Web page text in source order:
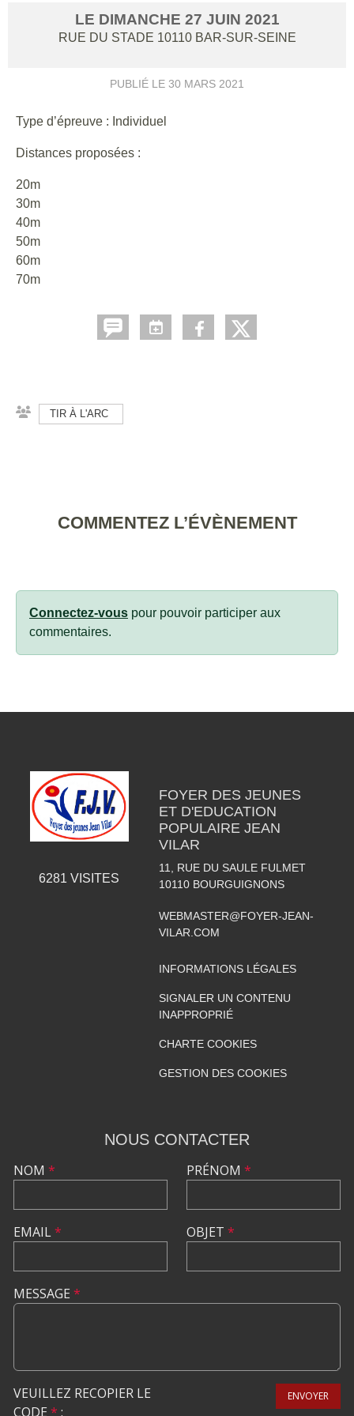
LE DIMANCHE 27 JUIN 2021
RUE DU STADE 10110 BAR-SUR-SEINE
PUBLIÉ LE 30 MARS 2021
Type d’épreuve : Individuel
Distances proposées :
20m
30m
40m
50m
60m
70m
TIR À L'ARC
COMMENTEZ L’ÉVÈNEMENT
Connectez-vous pour pouvoir participer aux
commentaires.
6281 VISITES
FOYER DES JEUNES
ET D'EDUCATION
POPULAIRE JEAN
VILAR
11, RUE DU SAULE FULMET
10110 BOURGUIGNONS
WEBMASTER@FOYER-JEAN-
VILAR.COM
INFORMATIONS LÉGALES
SIGNALER UN CONTENU
INAPPROPRIÉ
CHARTE COOKIES
GESTION DES COOKIES
NOUS CONTACTER
NOM *
EMAIL*
PRÉNOM *
OBJET *
MESSAGE *
VEUILLEZ RECOPIER LE
CODE * :
ENVOYER